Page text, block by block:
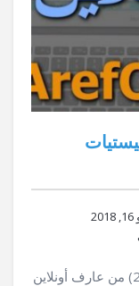
اهلا و سهلا بيكم في ملخص الحلقة رقم (29) من عارف أونلاين